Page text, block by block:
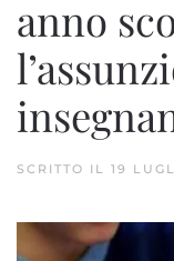
anno
SCRITTO IL 19